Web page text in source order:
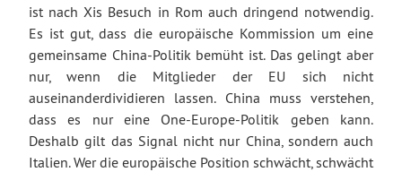
ist nach Xis Besuch in Rom auch dringend notwendig.
Es ist gut, dass die europäische Kommission um eine
gemeinsame China-Politik bemüht ist. Das gelingt aber
nur, wenn die Mitglieder der EU sich nicht
auseinanderdividieren lassen. China muss verstehen,
dass es nur eine One-Europe-Politik geben kann.
Deshalb gilt das Signal nicht nur China, sondern auch
Italien. Wer die europäische Position schwächt, schwächt